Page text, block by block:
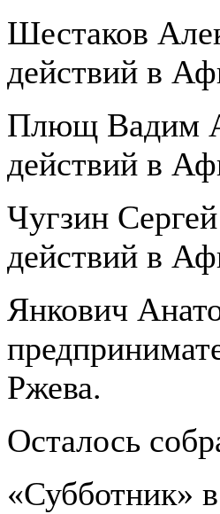
Шестаков
действий в
Плющ Вадим
действий в
Чугзин
действий в
Янкович
Ржева.
Осталось
«Субботник»